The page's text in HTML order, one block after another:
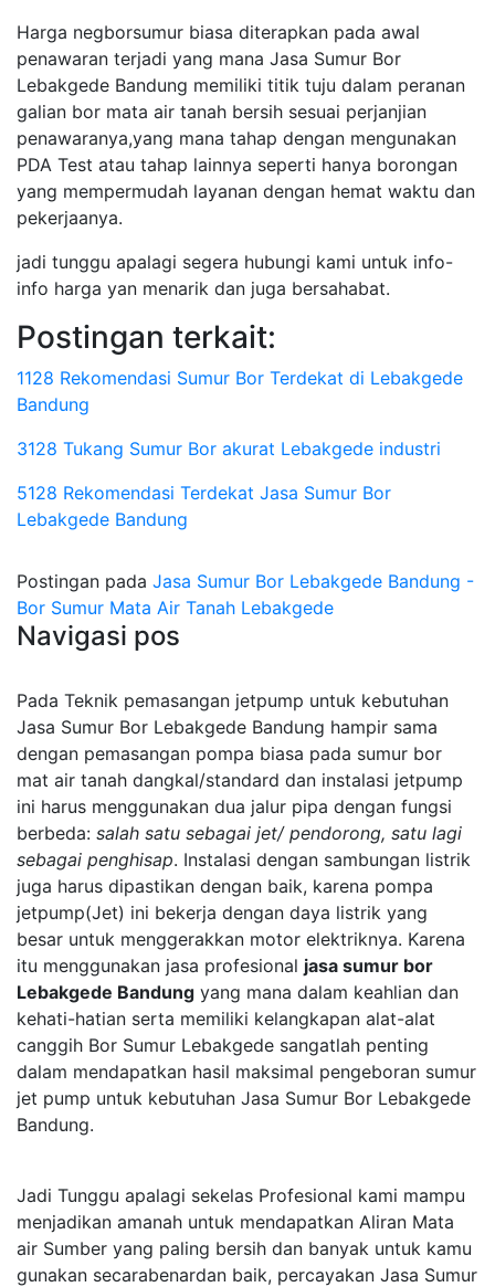
Harga negborsumur biasa diterapkan pada awal
penawaran terjadi yang mana Jasa Sumur Bor
Lebakgede Bandung memiliki titik tuju dalam peranan
galian bor mata air tanah bersih sesuai perjanjian
penawaranya,yang mana tahap dengan mengunakan
PDA Test atau tahap lainnya seperti hanya borongan
yang mempermudah layanan dengan hemat waktu dan
pekerjaanya.
jadi tunggu apalagi segera hubungi kami untuk info-
info harga yan menarik dan juga bersahabat.
Postingan terkait:
1128 Rekomendasi Sumur Bor Terdekat di Lebakgede
Bandung
3128 Tukang Sumur Bor akurat Lebakgede industri
5128 Rekomendasi Terdekat Jasa Sumur Bor
Lebakgede Bandung
Postingan pada Jasa Sumur Bor Lebakgede Bandung -
Bor Sumur Mata Air Tanah Lebakgede
Navigasi pos
Pada Teknik pemasangan jetpump untuk kebutuhan
Jasa Sumur Bor Lebakgede Bandung hampir sama
dengan pemasangan pompa biasa pada sumur bor
mat air tanah dangkal/standard dan instalasi jetpump
ini harus menggunakan dua jalur pipa dengan fungsi
berbeda: salah satu sebagai jet/ pendorong, satu lagi
sebagai penghisap. Instalasi dengan sambungan listrik
juga harus dipastikan dengan baik, karena pompa
jetpump(Jet) ini bekerja dengan daya listrik yang
besar untuk menggerakkan motor elektriknya. Karena
itu menggunakan jasa profesional jasa sumur bor
Lebakgede Bandung yang mana dalam keahlian dan
kehati-hatian serta memiliki kelangkapan alat-alat
canggih Bor Sumur Lebakgede sangatlah penting
dalam mendapatkan hasil maksimal pengeboran sumur
jet pump untuk kebutuhan Jasa Sumur Bor Lebakgede
Bandung.
Jadi Tunggu apalagi sekelas Profesional kami mampu
menjadikan amanah untuk mendapatkan Aliran Mata
air Sumber yang paling bersih dan banyak untuk kamu
gunakan secarabenardan baik, percayakan Jasa Sumur